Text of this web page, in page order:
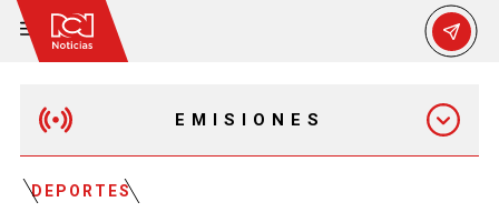
EMISIONES
DEPORTES